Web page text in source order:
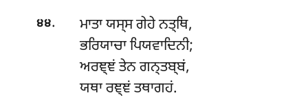
੪੪. ਮਾਤਾਯਸ੍ਸ ਗੇਹੇ ਨਤ੍ਥਿ,
ਭਰਿਯਾਚਾ ਪਿਯਵਾਦਿਨੀ;
ਅਰਞ੍ਞਂ ਤੇਨ ਗਨ੍ਤਬ੍ਬਂ,
ਯਥਾ ਰਞ੍ਞਂ ਤਥਾਗਹਂ.